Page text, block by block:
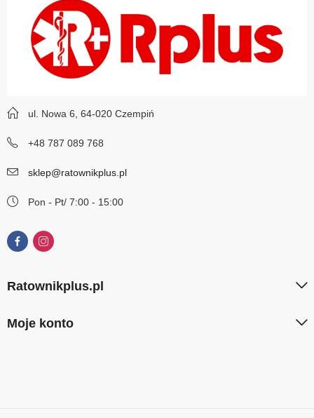
ul. Nowa 6, 64-020 Czempiń
+48 787 089 768
sklep@ratownikplus.pl
Pon - Pt/ 7:00 - 15:00
Ratownikplus.pl
Moje konto